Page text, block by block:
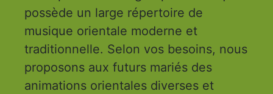
possède un large répertoire de
musique orientale moderne et
traditionnelle. Selon vos besoins, nous
proposons aux futurs mariés des
animations orientales diverses et